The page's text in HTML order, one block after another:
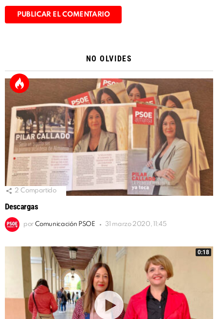
NO OLVIDES
2 Compartido
Descargas
por Comunicación PSOE 31 marzo 2020, 11:45
0:18